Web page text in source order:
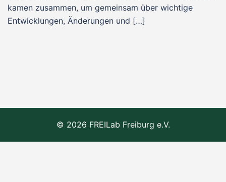
kamen zusammen, um gemeinsam über wichtige
Entwicklungen, Änderungen und […]
© 2026 FREILab Freiburg e.V.